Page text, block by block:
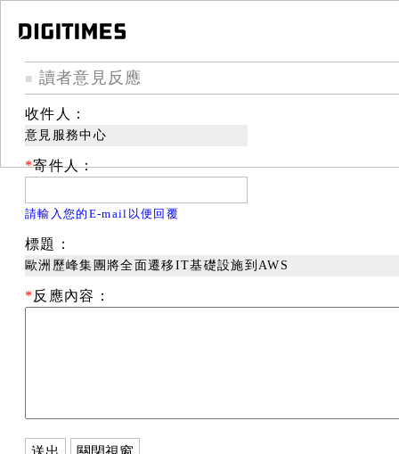
■ 讀者意見反應
收件人：
意見服務中心
*寄件人：
請輸入您的E-mail以便回覆
標題：
歐洲歷峰集團將全面遷移IT基礎設施到AWS
* 反應內容：